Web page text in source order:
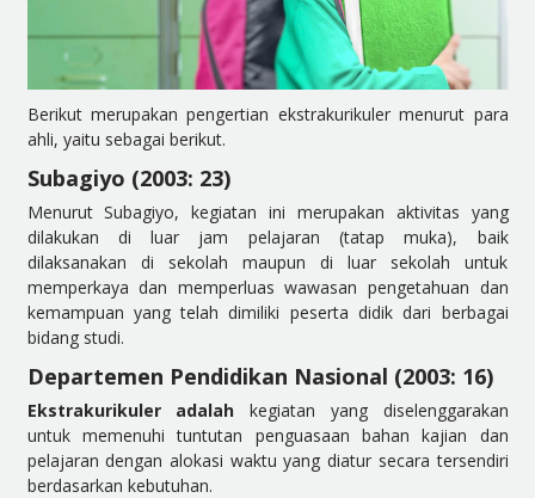
Berikut merupakan pengertian ekstrakurikuler menurut para
ahli, yaitu sebagai berikut.
Subagiyo (2003: 23)
Menurut Subagiyo, kegiatan ini merupakan aktivitas yang
dilakukan di luar jam pelajaran (tatap muka), baik
dilaksanakan di sekolah maupun di luar sekolah untuk
memperkaya dan memperluas wawasan pengetahuan dan
kemampuan yang telah dimiliki peserta didik dari berbagai
bidang studi.
Departemen Pendidikan Nasional (2003: 16)
Ekstrakurikuler adalah kegiatan yang diselenggarakan
untuk memenuhi tuntutan penguasaan bahan kajian dan
pelajaran dengan alokasi waktu yang diatur secara tersendiri
berdasarkan kebutuhan.